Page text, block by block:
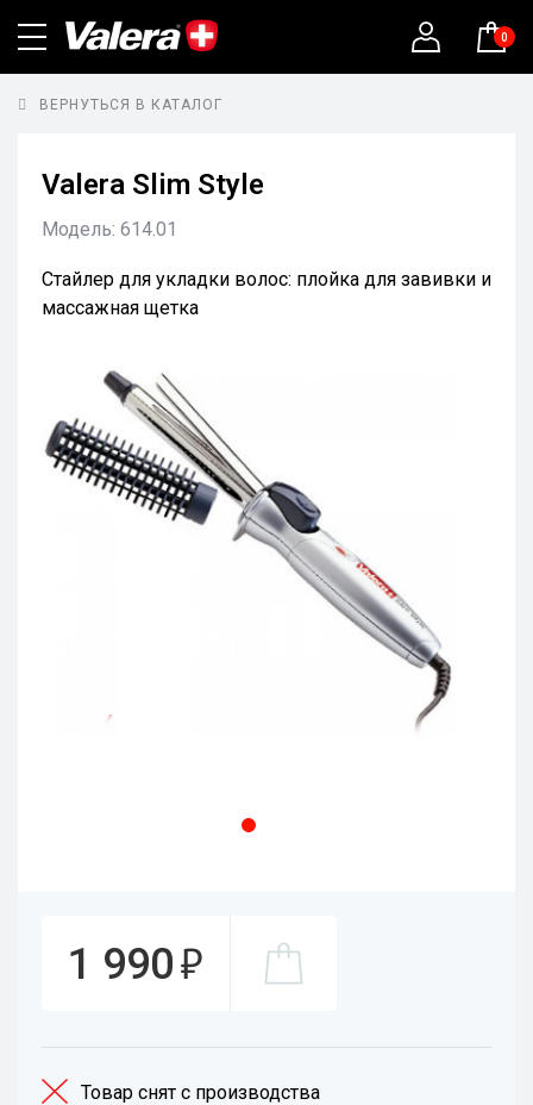
0
ВЕРНУТЬСЯ В КАТАЛОГ
Valera Slim Style
Модель: 614.01
Стайлер для укладки волос: плойка для завивки и
массажная щетка
1 990₽
Товар снят с производства